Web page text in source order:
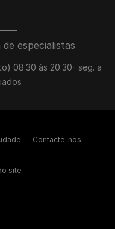
especialistas
08:30 às 20:30- seg. a
Contacte-nos
site